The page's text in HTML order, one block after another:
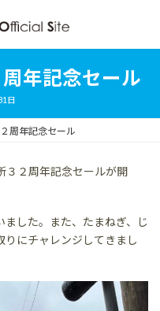
年記念セール
日
周年記念セール
３２周年記念セールが開
した。また、たまねぎ、じ
りにチャレンジしてきまし